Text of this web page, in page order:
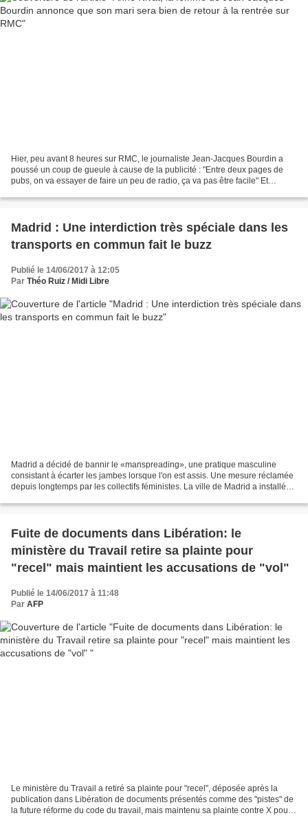
Hier, peu avant 8 heures sur RMC, le journaliste Jean-Jacques Bourdin a
poussé un coup de gueule à cause de la publicité : "Entre deux pages de
pubs, on va essayer de faire un peu de radio, ça va pas être facile" Et
Madrid : Une interdiction très spéciale dans les
transports en commun fait le buzz
Publié le 14/06/2017 à 12:05
Par Théo Ruiz / Midi Libre
Madrid a décidé de bannir le «manspreading», une pratique masculine
consistant à écarter les jambes lorsque l'on est assis. Une mesure réclamée
depuis longtemps par les collectifs féministes. La ville de Madrid a installé
Fuite de documents dans Libération: le
ministère du Travail retire sa plainte pour
"recel" mais maintient les accusations de "vol"
Publié le 14/06/2017 à 11:48
Par AFP
Le ministère du Travail a retiré sa plainte pour "recel", déposée après la
publication dans Libération de documents présentés comme des "pistes" de
la future réforme du code du travail, mais maintenu sa plainte contre X pour